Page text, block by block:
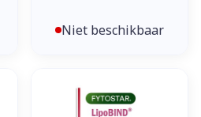
Niet beschikbaar